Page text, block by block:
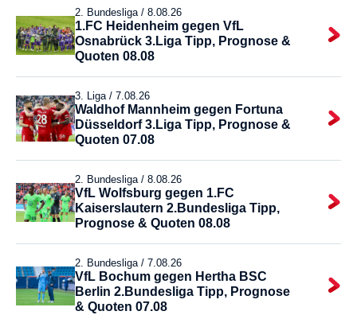
2. Bundesliga / 8.08.26
1.FC Heidenheim gegen VfL
Osnabrück 3.Liga Tipp, Prognose &
Quoten 08.08
3. Liga / 7.08.26
Waldhof Mannheim gegen Fortuna
Düsseldorf 3.Liga Tipp, Prognose &
Quoten 07.08
2. Bundesliga / 8.08.26
VfL Wolfsburg gegen 1.FC
Kaiserslautern 2.Bundesliga Tipp,
Prognose & Quoten 08.08
2. Bundesliga / 7.08.26
VfL Bochum gegen Hertha BSC
Berlin 2.Bundesliga Tipp, Prognose
& Quoten 07.08